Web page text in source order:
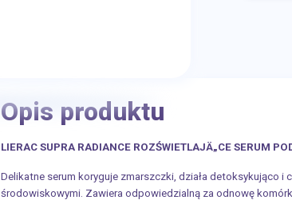
Opis produktu
LIERAC SUPRA RADIANCE ROZŚWIETLAJÄ„CE SERUM
Delikatne serum koryguje zmarszczki, działa detoksykująco
środowiskowymi. Zawiera odpowiedzialną za odnowę